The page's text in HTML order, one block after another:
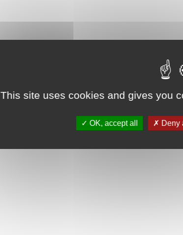
This site uses cookies and gives you
OK, accept all Deny